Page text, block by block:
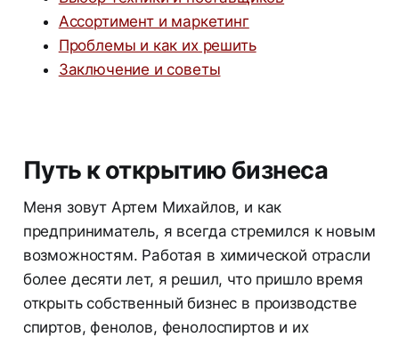
Ассортимент и маркетинг
Проблемы и как их решить
Заключение и советы
Путь к открытию бизнеса
Меня зовут Артем Михайлов, и как
предприниматель, я всегда стремился к новым
возможностям. Работая в химической отрасли
более десяти лет, я решил, что пришло время
открыть собственный бизнес в производстве
спиртов, фенолов, фенолоспиртов и их